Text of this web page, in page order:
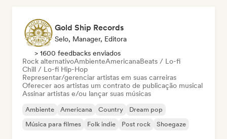
Gold Ship Records
Selo, Manager, Editora
> 1600 feedbacks enviados
Rock alternativoAmbienteAmericanaBeats / Lo-fi
Chill / Lo-fi Hip-Hop
Representar/gerenciar artistas em suas carreiras
Oferecer aos artistas um contrato de publicação musical
Assinar artistas e/ou lançar suas músicas
Ambiente Americana Country
Dream pop
Música para filmes
Folk indie Post rock Shoegaze